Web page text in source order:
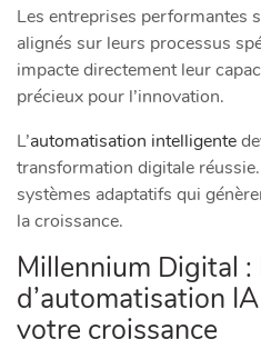
Les entreprises performantes
alignés sur leurs processus
impacte directement leur
précieux pour l’innovation.
L’automatisation intelligente
transformation digitale
systèmes adaptatifs qui
la croissance.
Millennium Digital :
d’automatisation
votre croissance